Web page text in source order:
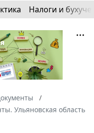
Налоги и
Ульяновская область